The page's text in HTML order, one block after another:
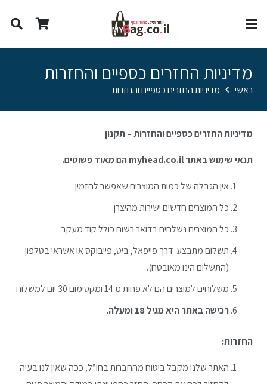
מדיניות החזרים כספיים והחזרות
ראשי מדיניות החזרים כספיים והחזרות
מדיניות החזרים כספיים והחזרות – תקנון
תנאי שימוש באתר myhead.co.il הם מאוד פשוטים.
אין הגבלה של כמות המוצרים שאפשר להזמין.
כל המוצרים חדשים ישירות מהיצרן.
כל המוצרים נשלחים בדואר רשום כולל קוד מעקב.
תשלום מתבצע דרך פייפאל, ביט, פייבוקס או אשראי בטלפון
(התשלום הינו מאובטח).
משלוחים למוצרים הם לא פחות מ 14 ומקסימום 30 יום למשלוח.
רכישה באתר היא מגיל 18 ומעלה.
החזרות:
האתר שלנו מקבל ביטוח מהחברות בחו”ל, ככה שאין לנו בעיה